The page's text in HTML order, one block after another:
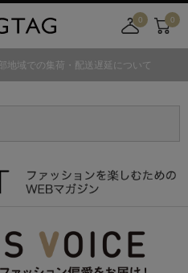
0
舗
カ
ト
0
地域での集荷・配送遅延について